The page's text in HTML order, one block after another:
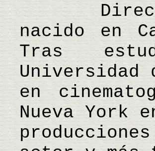
Director
nacido en
Tras
Universidad
en
Nueva York